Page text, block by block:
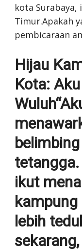
kota Surabaya,
Timur.Apakah
pembicaraan
Hijau
Kota:
ikut
kampung
lebih